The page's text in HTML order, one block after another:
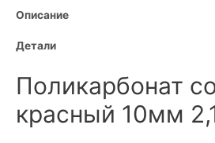
Описание
Детали
Поликарбонат
красный 10мм